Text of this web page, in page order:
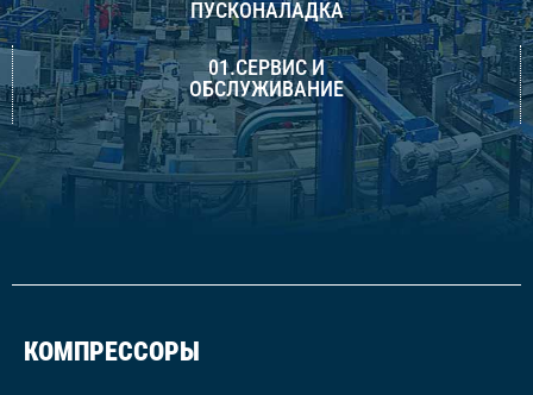
ПУСКОНАЛАДКА
01.СЕРВИС И
ОБСЛУЖИВАНИЕ
КОМПРЕССОРЫ